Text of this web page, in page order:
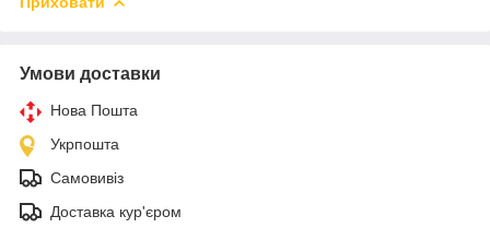
Умови доставки
Нова Пошта
Укрпошта
Самовивіз
Доставка кур'єром